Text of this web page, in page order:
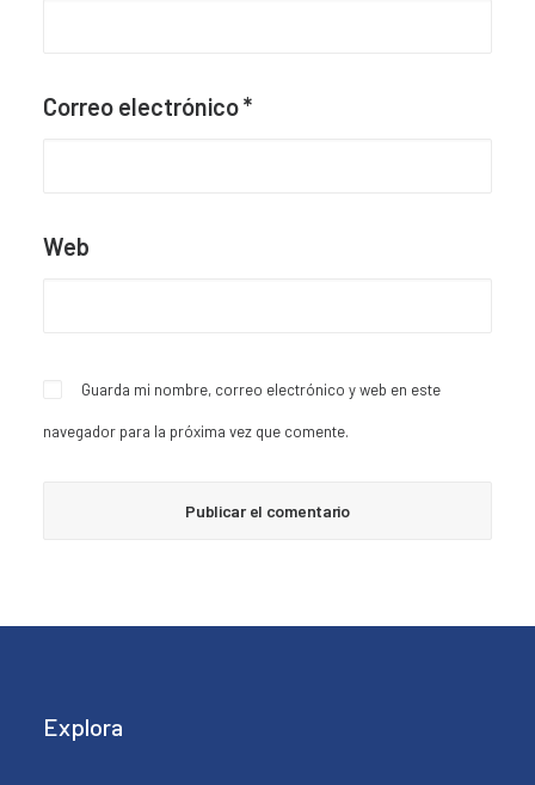
Correo electrónico*
Web
Guarda mi nombre, correo electrónico y web en este
navegador para la próxima vez que comente.
Explora